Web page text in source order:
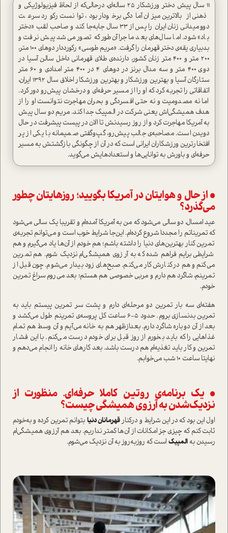
۱۱ سال پیش دختر ورزشکار ۲۵ ساله‌ای، در‌حالی‌که از لحاظ فیزیولوژیکی و
ذهنی از بالاترین میزان آمادگی برخودار بود، توانست رکورد سرعت
دو‌و‌میدانی زنان ایران را پس از 33 سال جابه‌جا کند و صاحب لقب «دختر
باد» شود. اما سال‌های بعد ماجرا آن‌طور که تصور می‌شد پیش نرفت و
بد‌بیاری یقه‌ی دختر قهرمان را گرفت. «مریم طوسی» رکورددار دوهای ۱۰۰ متر،
۲۰۰ متر و ۴۰۰ متر زنان کشور، دارنده‌ی طلای قهرمانی داخل سالن آسیا در
دوی ۴۰۰ متر و سه مدال برنز در دوهای ۴ در ۴۰۰ متر امدادی و ۶۰ متر
ستارگان آسیا و بهترین ورزشکار و بهترین ورزشکار اخلاق سال ۱۳۹۲ ایران،
اتفاقاتی را تجربه کرد که او را از مسیر حرفه‌ای و درخشان پیش‌رو دور کرد.
اما نه مصدومیت و نه حتی افسردگی و بحران مهاجرت نتوانست او را از
هدف همیشگی‌اش یعنی شرکت در المپیک جدا کند. مریم دو سال پیش
به آمریکا مهاجرت کرد و از روز رسیدنش تا الان در پیست پیشرفت در حال
دویدن است. مصاحبه‌ی جالب پیش‌رو، گپ‌وگفتی صمیمانه با یکی از پر
افتخارترین ورزشکاران ایرانی است که در آن از چگونگی بازگشتش به مسیر
حرفه‌ای و باورش به توانایی‌ها و استعدادهایش می‌گوید.
• از حال و هوایتان در آمریکا بگویید؛ روزهایتان چطور
می‌گذرد؟
عید امسال، دو سالی می‌شود که من به آمریکا آمده‌ام و تقریبا یک‌ سالی می‌شود
که تمریناتم را مجددا شروع کرده‌ام. این‌جا شرایط خوب ا‌ست و می‌توانم تجربه‌ی
تمرین کنار بهترین‌های دنیا را داشته باشم؛ هم خودم از آن‌ها یاد می‌گیرم و هم
شرایطی برایم فراهم شده که به آرزوی همیشگی‌ام نزدیک شوم. هم تمرین
می‌کنم و هم در‌کنارش کار می‌کنم. صبح‌های زود بیدار می‌شوم. چون قبل از
تمرینم، شاگرد هم دارم و مربی خصوصی هم هستم؛ بعد می‌روم سراغ تمرین
خودم.
هفته‌ای سه بار تمرین دو مرحله‌ای دارم و پشت سر تمرین پیستم باید به
تمرین بدنسازی بروم. حدود ۵-۶ ساعت کل پروسه‌ی تمرینم طول می‌کشد و
بعد از آن دوباره شاگرد دارم. بعد‌از‌ظهر هم به خانه می‌آیم و آن وسط هم تمام
غذاهایی را که باید بخورم از روز قبل برای خودم درست می‌کنم. با این فشار
تمرین و کار باید تغذیه‌ام هم درست باشد. بعد کارهای خانه را انجام می‌دهم و
نهایتا ساعت 10 شب می‌خوابم.
• یک برنامه‌ی روتین کاملا حرفه‌ای. منظورت از
نزدیک‌شدن به آرزوی همیشگی چیست؟
اول این بود که در این شرایط و در‌کنارقهرمانان دنیا بتوانم تمرین کرده و به‌خودم
ثابت کنم که چیزی جز امکانات از آن‌ها کمتر نداریم. بعد هم آرزوی همیشگی‌ام
رسیدن به المپیک ا‌ست که روز‌به‌روز به آن نزدیک می‌شوم.